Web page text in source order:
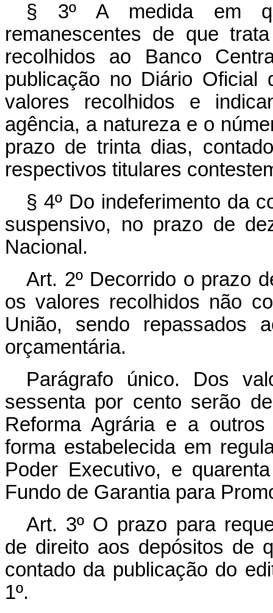
§ 3º A medida em
remanescentes de que
recolhidos ao Banco
publicação no Diário Oficial
valores recolhidos e
agência, a natureza e o
prazo de trinta dias,
respectivos titulares
§ 4º Do indeferimento da
suspensivo, no prazo de
Nacional.
Art. 2º Decorrido o prazo
os valores recolhidos não
União, sendo repassados
orçamentária.
Parágrafo único. Dos
sessenta por cento serão
Reforma Agrária e a
forma estabelecida em
Poder Executivo, e
Fundo de Garantia para
Art. 3º O prazo para
de direito aos depósitos de
contado da publicação do
1º.